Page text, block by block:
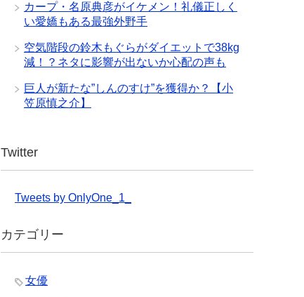
カープ・名原典彦がイケメン！礼儀正しく
い愛嬌もある最強外野手
空気階段の鈴木もぐらがダイエットで38kg
減！？ネタに影響が出ないか心配の声も
巨人が新たな”しんのすけ”を獲得か？【小
笠原慎之介】
Twitter
Tweets by OnlyOne_1_
カテゴリー
女優